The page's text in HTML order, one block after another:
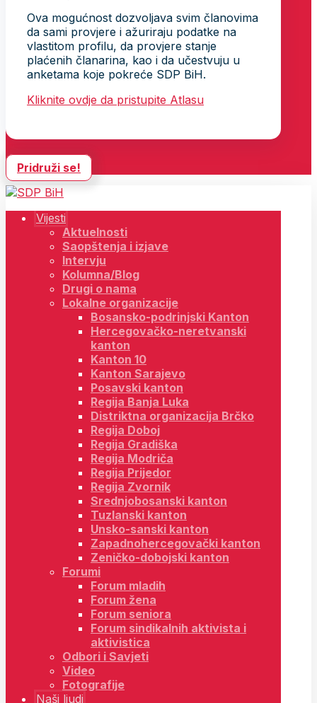
Ova mogućnost dozvoljava svim članovima
da sami provjere i ažuriraju podatke na
vlastitom profilu, da provjere stanje
plaćenih članarina, kao i da učestvuju u
anketama koje pokreće SDP BiH.
Kliknite ovdje da pristupite Atlasu
Pridruži se!
Vijesti
Aktuelnosti
Saopštenja i izjave
Intervju
Kolumna/Blog
Drugi o nama
Lokalne organizacije
Bosansko-podrinjski Kanton
Hercegovačko-neretvanski
kanton
Kanton 10
Kanton Sarajevo
Posavski kanton
Regija Banja Luka
Distriktna organizacija Brčko
Regija Doboj
Regija Gradiška
Regija Modriča
Regija Prijedor
Regija Zvornik
Srednjobosanski kanton
Tuzlanski kanton
Unsko-sanski kanton
Zapadnohercegovački kanton
Zeničko-dobojski kanton
Forumi
Forum mladih
Forum žena
Forum seniora
Forum sindikalnih aktivista i
aktivistica
Odbori i Savjeti
Video
Fotografije
Naši ljudi